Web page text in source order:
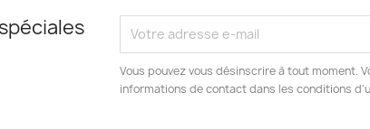
Vous pouvez vous désinscrire à tout moment.
informations de contact dans les conditions